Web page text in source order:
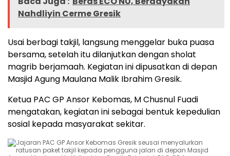
Nahdliyin Cerme Gresik
Usai berbagi takjil, langsung menggelar buka puasa
bersama, setelah itu dilanjutkan dengan sholat
magrib berjamaah. Kegiatan ini dipusatkan di depan
Masjid Agung Maulana Malik Ibrahim Gresik.
Ketua PAC GP Ansor Kebomas, M Chusnul Fuadi
mengatakan, kegiatan ini sebagai bentuk kepedulian
sosial kepada masyarakat sekitar.